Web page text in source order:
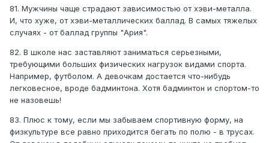
81. Мужчины чаще страдают зависимостью от хэви-металла.
И, что хуже, от хэви-металлических баллад. В самых тяжелых
случаях - от баллад группы "Ария".
82. В школе нас заставляют заниматься серьезными,
требующими больших физических нагрузок видами спорта.
Например, футболом. А девочкам достается что-нибудь
легковесное, вроде бадминтона. Хотя бадминтон и спортом-то
не назовешь!
83. Плюс к тому, если мы забываем спортивную форму, на
физкультуре все равно приходится бегать по полю - в трусах.